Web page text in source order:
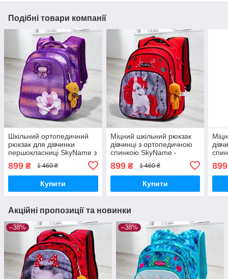
Подібні товари компанії
Шкільний ортопедичний
рюкзак для дівчинки
першокласниці SkyName з
водонепроникний
портфель в школу 1-4
899 ₴ 1 460 ₴
Купити
Міцний шкільний рюкзак
дівчинці з ортопедичною
спинкою SkyName -
Водонепроникний
червоний портфель для
школи 1-4 клас
899₴ 1 460 ₴
Купити
899
Акційні пропозиції та новинки
–38% –38%